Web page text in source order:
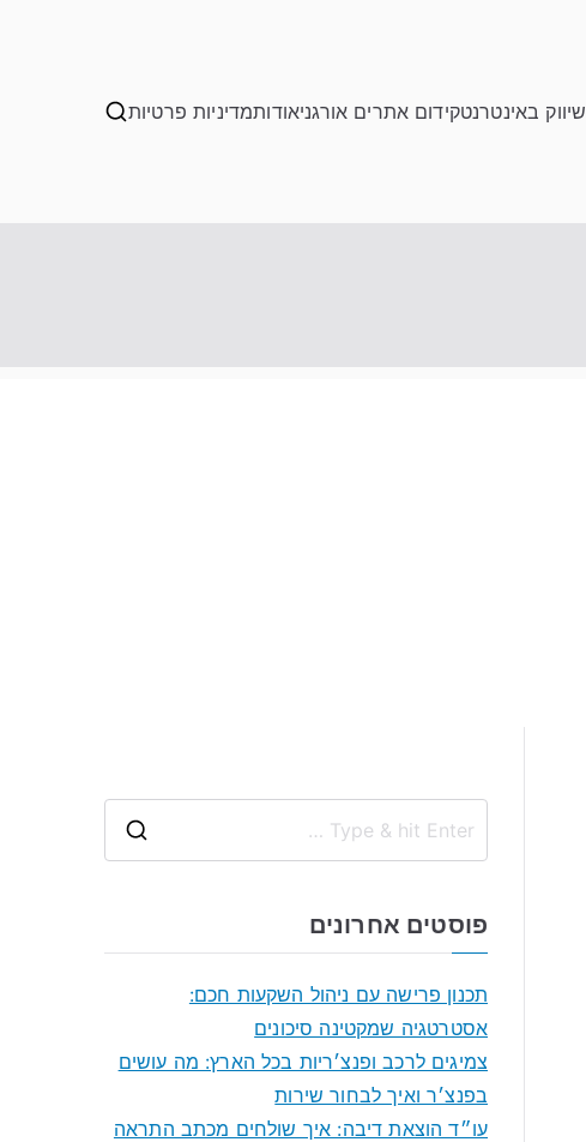
שיווק באינטרנטקידום אתרים אורגניאודותמדיניות פרטיות
פוסטים אחרונים
תכנון פרישה עם ניהול השקעות חכם:
אסטרטגיה שמקטינה סיכונים
צמיגים לרכב ופנצ׳ריות בכל הארץ: מה עושים
בפנצ׳ר ואיך לבחור שירות
עו״ד הוצאת דיבה: איך שולחים מכתב התראה